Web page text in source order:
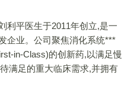
平医生于2011年创立,是一
企业。公司聚焦消化系统***
in-Class)的创新药,以满足慢
满足的重大临床需求,并拥有